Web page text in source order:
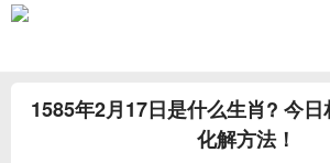
1585年2月17日是什么生肖? 今
化解方法！